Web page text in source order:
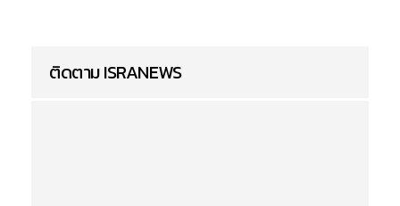
ติดตาม ISRANEWS